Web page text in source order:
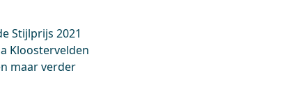
Stijlprijs 2021
Kloostervelden
maar verder